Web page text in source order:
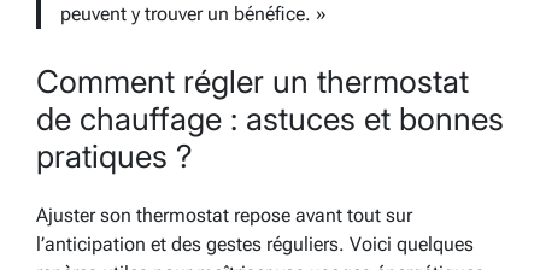
peuvent y trouver un bénéfice. »
Comment régler un thermostat
de chauffage : astuces et bonnes
pratiques ?
Ajuster son thermostat repose avant tout sur
l’anticipation et des gestes réguliers. Voici quelques